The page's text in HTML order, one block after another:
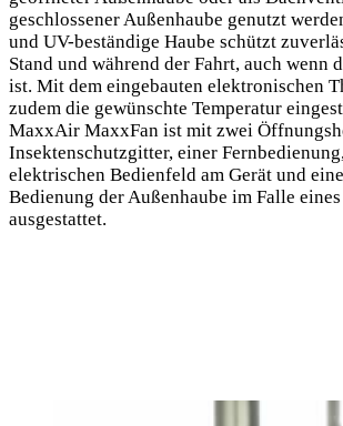
geschlossener Außenhaube genutzt
und UV-beständige Haube schützt
Stand und während der Fahrt, auch wenn
ist. Mit dem eingebauten elektronischen
zudem die gewünschte Temperatur
MaxxAir MaxxFan ist mit zwei
Insektenschutzgitter, einer
elektrischen Bedienfeld am Gerät und
Bedienung der Außenhaube im Falle
ausgestattet.